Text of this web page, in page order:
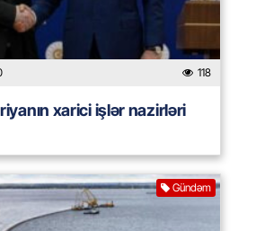
118
xarici işlər nazirləri
Gündəm